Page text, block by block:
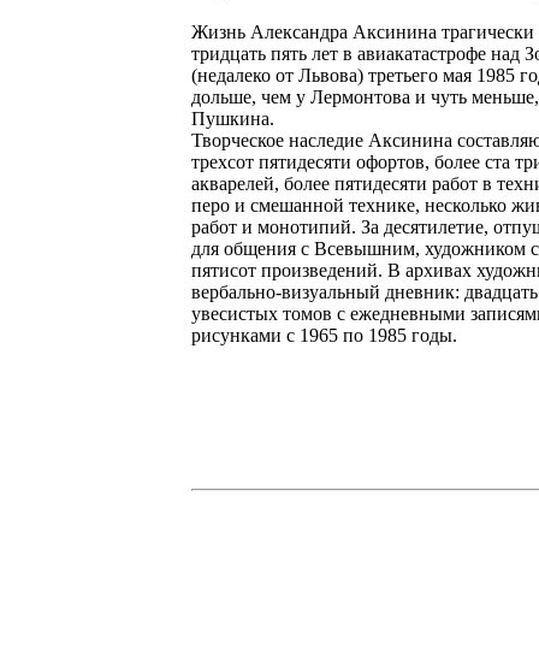
Жизнь Александра Аксинина трагически
тридцать пять лет в авиакатастрофе над
(недалеко от Львова) третьего мая 1985
дольше, чем у Лермонтова и чуть
Пушкина.
Творческое наследие Аксинина
трехсот пятидесяти офортов, более ста
акварелей, более пятидесяти работ в
перо и смешанной технике, несколько
работ и монотипий. За десятилетие,
для общения с Всевышним, художником
пятисот произведений. В архивах
вербально-визуальный дневник:
увесистых томов с ежедневными
рисунками с 1965 по 1985 годы.